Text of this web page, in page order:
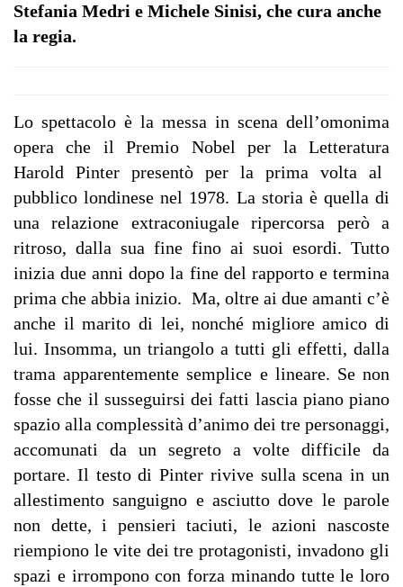
Stefania Medri e Michele Sinisi, che cura anche
la regia.
Lo spettacolo è la messa in scena dell’omonima
opera che il Premio Nobel per la Letteratura
Harold Pinter presentò per la prima volta al
pubblico londinese nel 1978. La storia è quella di
una relazione extraconiugale ripercorsa però a
ritroso, dalla sua fine fino ai suoi esordi. Tutto
inizia due anni dopo la fine del rapporto e termina
prima che abbia inizio. Ma, oltre ai due amanti c’è
anche il marito di lei, nonché migliore amico di
lui. Insomma, un triangolo a tutti gli effetti, dalla
trama apparentemente semplice e lineare. Se non
fosse che il susseguirsi dei fatti lascia piano piano
spazio alla complessità d’animo dei tre personaggi,
accomunati da un segreto a volte difficile da
portare. Il testo di Pinter rivive sulla scena in un
allestimento sanguigno e asciutto dove le parole
non dette, i pensieri taciuti, le azioni nascoste
riempiono le vite dei tre protagonisti, invadono gli
spazi e irrompono con forza minando tutte le loro